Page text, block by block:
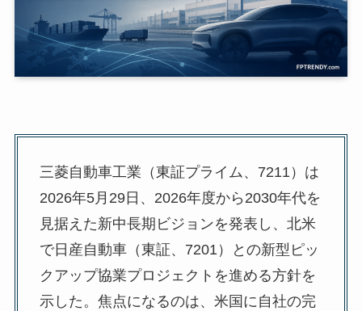
三菱自動車工業（東証プライム、7211）は
2026年5月29日、2026年度から2030年代を
見据えた新中長期ビジョンを発表し、北米
で日産自動車（東証、7201）との新型ピッ
クアップ協業プロジェクトを進める方針を
示した。焦点になるのは、米国に自社の完